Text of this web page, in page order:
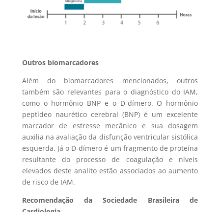
Outros biomarcadores
Além do biomarcadores mencionados, outros
também são relevantes para o diagnóstico do IAM,
como o hormônio BNP e o D-dímero. O hormônio
peptídeo naurético cerebral (BNP) é um excelente
marcador de estresse mecânico e sua dosagem
auxilia na avaliação da disfunção ventricular sistólica
esquerda. Já o D-dímero é um fragmento de proteína
resultante do processo de coagulação e níveis
elevados deste analito estão associados ao aumento
de risco de IAM.
Recomendação da Sociedade Brasileira de